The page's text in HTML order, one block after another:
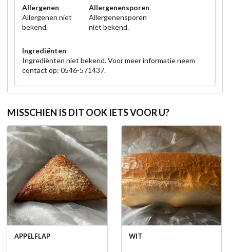
Allergenen
Allergenen niet
bekend.
Allergenensporen
Allergenensporen
niet bekend.
Ingrediënten
Ingrediënten niet bekend. Voor meer informatie neem
contact op: 0546-571437.
MISSCHIEN IS DIT OOK IETS VOOR U?
APPELFLAP WIT